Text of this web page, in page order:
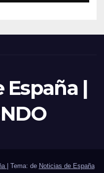
España |
Tema: de Noticias de España